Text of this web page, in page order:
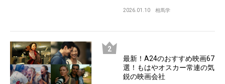
2026.01.10 相馬学
最新！A24のおすすめ映画67
選！もはやオスカー常連の気
鋭の映画会社